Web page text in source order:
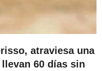
atraviesa una
60 días sin